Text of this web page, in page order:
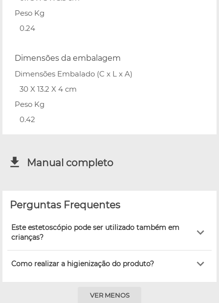
Peso Kg
0.24
Dimensões da embalagem
Dimensões Embalado (C x L x A)
30 X 13.2 X 4 cm
Peso Kg
0.42
Manual completo
Perguntas Frequentes
Este estetoscópio pode ser utilizado também em
crianças?
Como realizar a higienização do produto?
VER MENOS